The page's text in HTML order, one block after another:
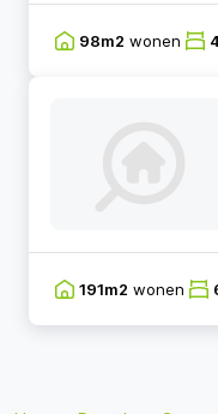
98m2 wonen 4
191m2 wonen